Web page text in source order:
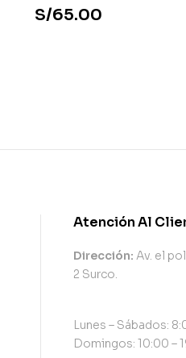
S/65.00
Atención Al
Dirección: Av. el
2 Surco.
Lunes – Sábados:
Domingos: 10:00 –